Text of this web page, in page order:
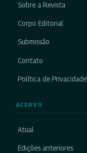
Sobre a Revista
Corpo Editorial
Submissão
Contato
Política de Privacidade
ACERVO
Atual
Edições anteriores